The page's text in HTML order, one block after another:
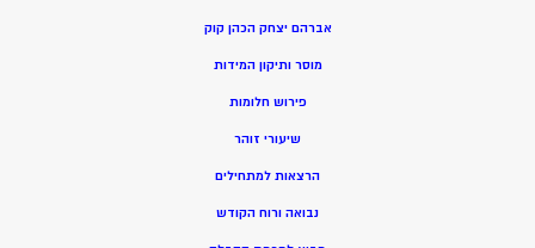
אברהם יצחק הכהן קוק
מוסר ותיקון המידות
פירוש חלומות
שיעורי זוהר
הרצאות למתחילים
נבואה ורוח הקודש